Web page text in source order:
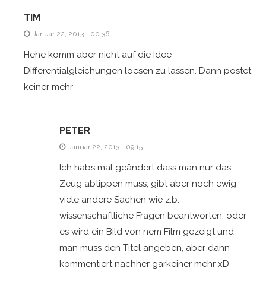
TIM
Januar 22, 2013 - 00:36
Hehe komm aber nicht auf die Idee
Differentialgleichungen loesen zu lassen. Dann postet
keiner mehr
PETER
Januar 22, 2013 - 09:15
Ich habs mal geändert dass man nur das
Zeug abtippen muss, gibt aber noch ewig
viele andere Sachen wie z.b.
wissenschaftliche Fragen beantworten, oder
es wird ein Bild von nem Film gezeigt und
man muss den Titel angeben, aber dann
kommentiert nachher garkeiner mehr xD